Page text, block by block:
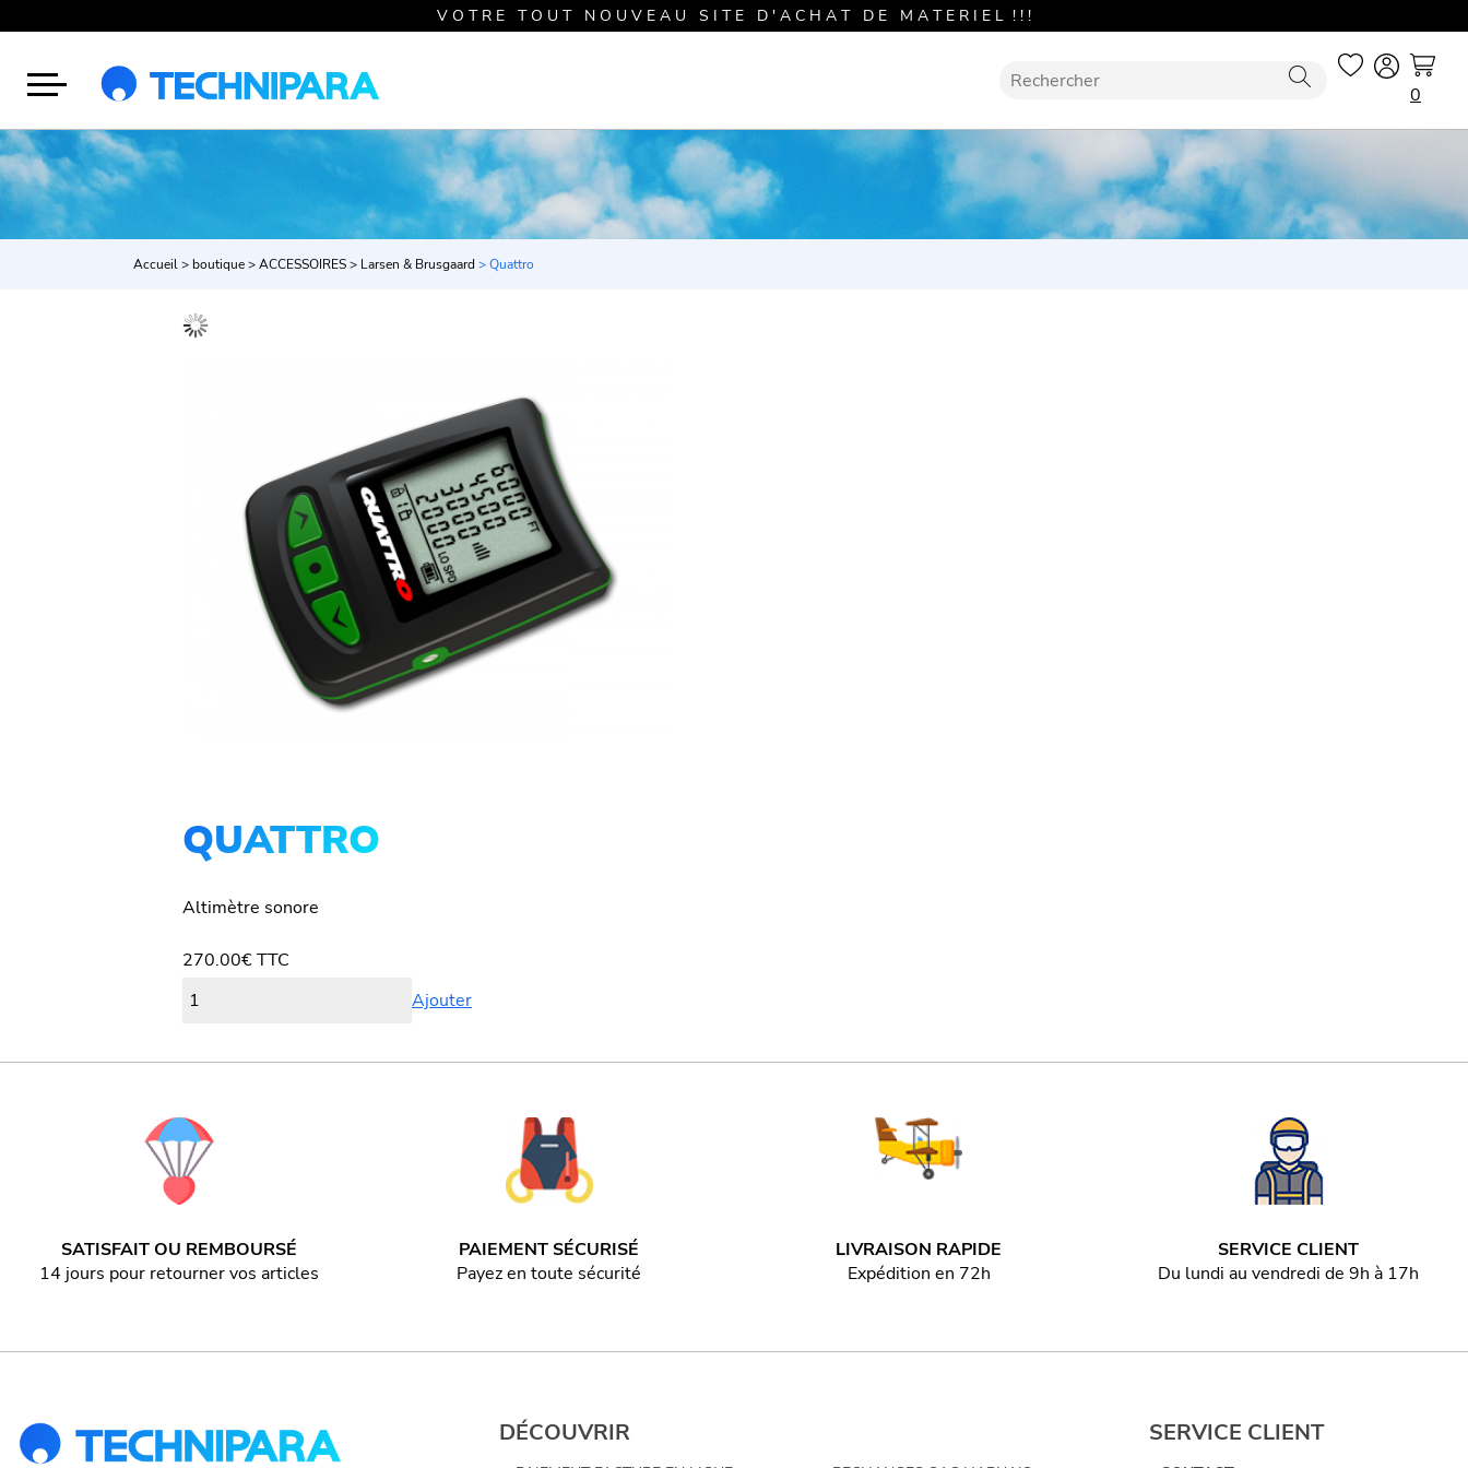
V O T R E T O U T N O U V E A U S I T E D ' A C H A T D E M A T E R I E L ! ! !
0
Accueil>boutique>ACCESSOIRES> Larsen & Brusgaard > Quattro
QUATTRO
Altimètre sonore
270.00€TTC
Ajouter
SATISFAIT OU REMBOURSÉ
14 jours pour retourner vos articles
PAIEMENT SÉCURISÉ
Payez en toute sécurité
LIVRAISON RAPIDE
Expédition en 72h
SERVICE CLIENT
Du lundi au vendredi de 9h à 17h
DÉCOUVRIR SERVICE CLIENT